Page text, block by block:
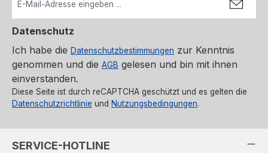
Datenschutz
Ich habe die Datenschutzbestimmungen zur Kenntnis
genommen und die AGB gelesen und bin mit ihnen
einverstanden.
Diese Seite ist durch reCAPTCHA geschützt und es gelten die
Datenschutzrichtlinie und Nutzungsbedingungen.
SERVICE-HOTLINE